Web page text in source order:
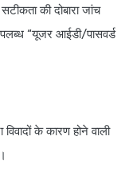
की दोबारा जांच
“यूजर आईडी/पासवर्ड
के कारण होने वाली